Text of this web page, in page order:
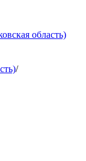
область)
/